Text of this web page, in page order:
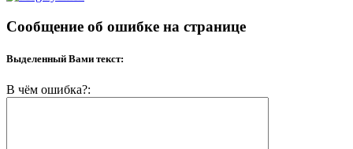
Сообщение об ошибке на странице
Выделенный Вами текст:
В чём ошибка?: